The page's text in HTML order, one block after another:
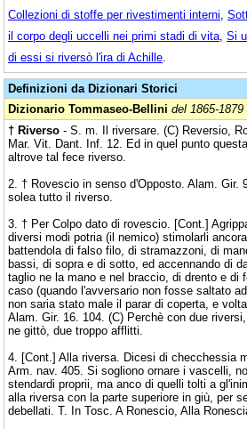
Collezioni di stoffe per rivestimenti interni
il corpo degli uccelli nei primi stadi di vita Si
di essi si riversò l'ira di Achille
Definizioni da Dizionari Storici
Dizionario Tommaseo-Bellini del 1865-1879
† Riverso - S. m. Il riversare. (C) Reversio,
Mar. Vit. Dant. Inf. 12. Ed in quel punto
altrove tal fece riverso.
2. † Rovescio in senso d'Opposto. Alam. Gir.
solea tutto il riverso.
3. † Per Colpo dato di rovescio. [Cont.]
diversi modi potria (il nemico) stimolarli
battendola di falso filo, di stramazzoni, di
bassi, di sopra e di sotto, ed accennando di
taglio ne la mano e nel braccio, di drento e di
caso (quando l'avversario non fosse saltato
non saria stato male il parar di coperta, e
Alam. Gir. 16. 104. (C) Perchè con due
ne gittò, due troppo afflitti.
4. [Cont.] Alla riversa. Dicesi di checchessia
Arm. nav. 405. Si sogliono ornare i vascelli,
stendardi proprii, ma anco di quelli tolti a
alla riversa con la parte superiore in giù, per
debellati. T. In Tosc. A Ronescio, Alla